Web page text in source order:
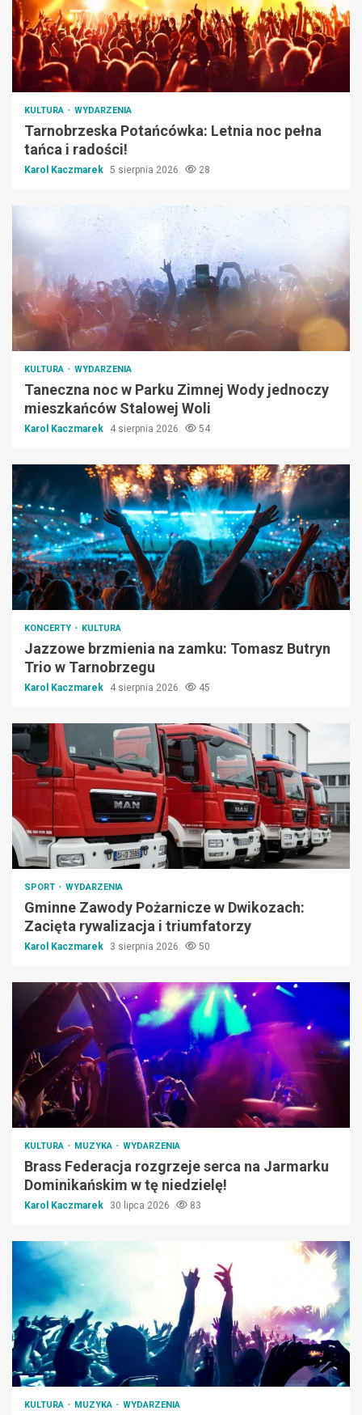
KULTURA WYDARZENIA
Tarnobrzeska Potańcówka: Letnia noc pełna
tańca i radości!
Karol Kaczmarek 5 sierpnia 2026 28
KULTURA WYDARZENIA
Taneczna noc w Parku Zimnej Wody jednoczy
mieszkańców Stalowej Woli
Karol Kaczmarek 4 sierpnia 2026 54
KONCERTY KULTURA
Jazzowe brzmienia na zamku: Tomasz Butryn
Trio w Tarnobrzegu
Karol Kaczmarek 4 sierpnia 2026 45
SPORT WYDARZENIA
Gminne Zawody Pożarnicze w Dwikozach:
Zacięta rywalizacja i triumfatorzy
Karol Kaczmarek 3 sierpnia 2026 50
KULTURA MUZYKA WYDARZENIA
Brass Federacja rozgrzeje serca na Jarmarku
Dominikańskim w tę niedzielę!
Karol Kaczmarek 30 lipca 2026 83
KULTURA MUZYKA WYDARZENIA